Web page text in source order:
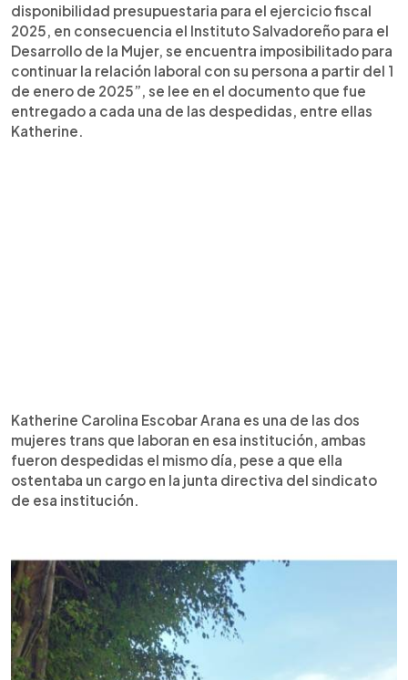
disponibilidad presupuestaria para el ejercicio fiscal
2025, en consecuencia el Instituto Salvadoreño para el
Desarrollo de la Mujer, se encuentra imposibilitado para
continuar la relación laboral con su persona a partir del 1
de enero de 2025”, se lee en el documento que fue
entregado a cada una de las despedidas, entre ellas
Katherine.
Katherine Carolina Escobar Arana es una de las dos
mujeres trans que laboran en esa institución, ambas
fueron despedidas el mismo día, pese a que ella
ostentaba un cargo en la junta directiva del sindicato
de esa institución.